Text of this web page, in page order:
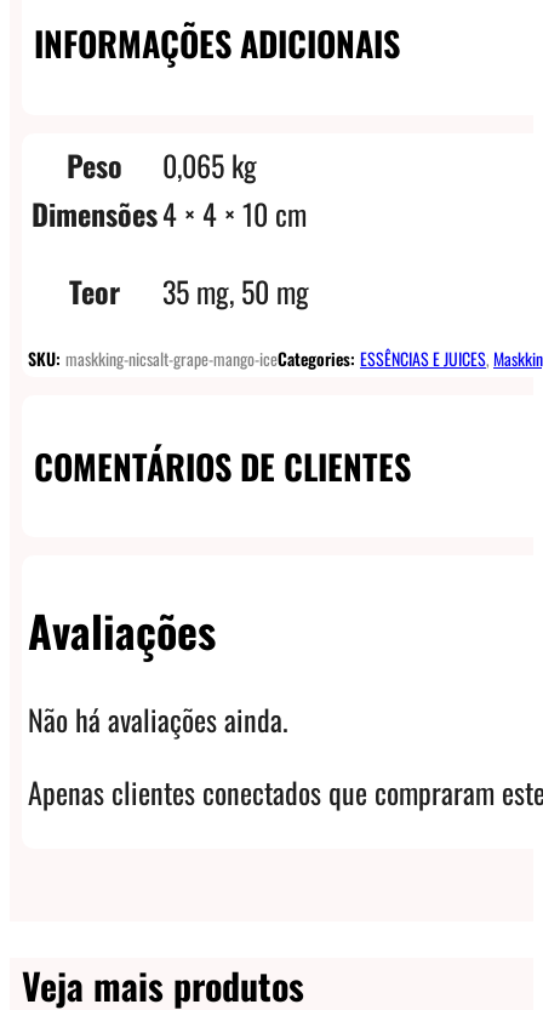
INFORMAÇÕES ADICIONAIS
Peso
0,065 kg
Dimensões4 × 4 × 10 cm
Teor
35 mg, 50 mg
SKU: maskking-nicsalt-grape-mango-iceCategories: ESSÊNCIAS E JUICES,
COMENTÁRIOS DE CLIENTES
Avaliações
Não há avaliações ainda.
Apenas clientes conectados que compraram
Veja mais produtos